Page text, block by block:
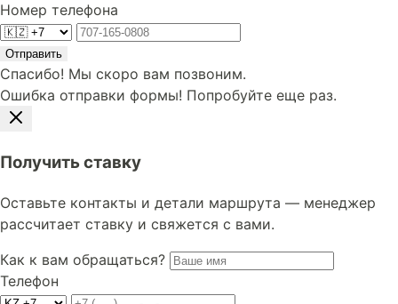
Номер телефона
Отправить
Спасибо! Мы скоро вам позвоним.
Ошибка отправки формы! Попробуйте еще раз.
Получить ставку
Оставьте контакты и детали маршрута — менеджер
рассчитает ставку и свяжется с вами.
Как к вам обращаться?
Телефон